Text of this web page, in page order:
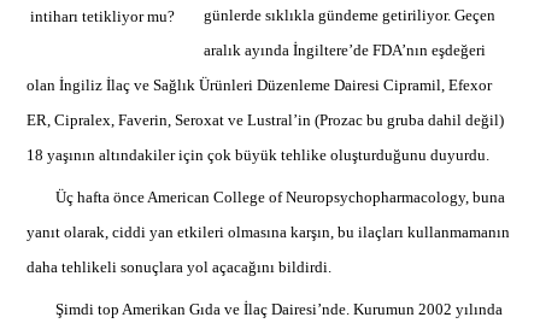
günlerde sıklıkla gündeme getiriliyor. Geçen
aralık ayında İngiltere’de FDA’nın eşdeğeri
olan İngiliz İlaç ve Sağlık Ürünleri Düzenleme Dairesi Cipramil, Efexor
ER, Cipralex, Faverin, Seroxat ve Lustral’in (Prozac bu gruba dahil değil)
18 yaşının altındakiler için çok büyük tehlike oluşturduğunu duyurdu.
Üç hafta önce American College of Neuropsychopharmacology, buna
yanıt olarak, ciddi yan etkileri olmasına karşın, bu ilaçları kullanmamanın
daha tehlikeli sonuçlara yol açacağını bildirdi.
Şimdi top Amerikan Gıda ve İlaç Dairesi’nde. Kurumun 2002 yılında